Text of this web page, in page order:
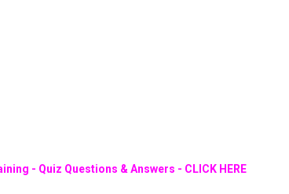
- Quiz Questions & Answers - CLICK HERE